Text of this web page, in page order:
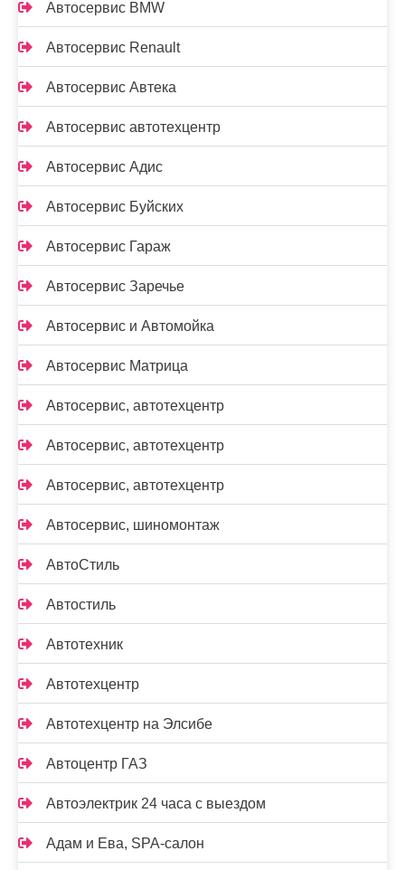
Автосервис BMW
Автосервис Renault
Автосервис Автека
Автосервис автотехцентр
Автосервис Адис
Автосервис Буйских
Автосервис Гараж
Автосервис Заречье
Автосервис и Автомойка
Автосервис Матрица
Автосервис, автотехцентр
Автосервис, автотехцентр
Автосервис, автотехцентр
Автосервис, шиномонтаж
АвтоСтиль
Автостиль
Автотехник
Автотехцентр
Автотехцентр на Элсибе
Автоцентр ГАЗ
Автоэлектрик 24 часа с выездом
Адам и Ева, SPA-салон